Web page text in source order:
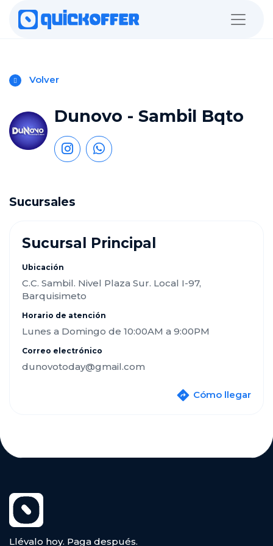
Volver
Dunovo - Sambil Bqto
Sucursales
Sucursal Principal
Ubicación
C.C. Sambil. Nivel Plaza Sur. Local I-97,
Barquisimeto
Horario de atención
Lunes a Domingo de 10:00AM a 9:00PM
Correo electrónico
dunovotoday@gmail.com
Cómo llegar
Llévalo hoy. Paga después.